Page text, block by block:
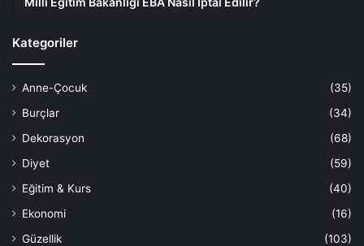
Kategoriler
Anne-Çocuk
(35)
Burçlar
(34)
Dekorasyon
(68)
Diyet
(59)
Eğitim & Kurs
(40)
Ekonomi
(16)
Güzellik
(103)